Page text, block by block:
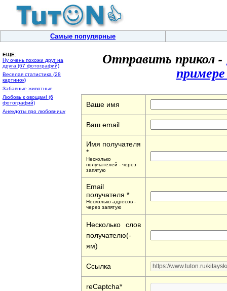
Самые популярные
ЕЩЕ:
Ну очень похожи друг на
друга (67 фотографий)
Веселая статистика (28
картинок)
Забавные животные
Любовь к овощам! (6
фотографий)
Анекдоты про любовницу
Отправить прикол -
Ваше имя
Ваш email
Имя получателя
*
Несколько
получателей - через
запятую
Email
получателя *
Несколько адресов -
через запятую
Несколько слов
получателю(-
ям)
Ссылка
reCaptcha*